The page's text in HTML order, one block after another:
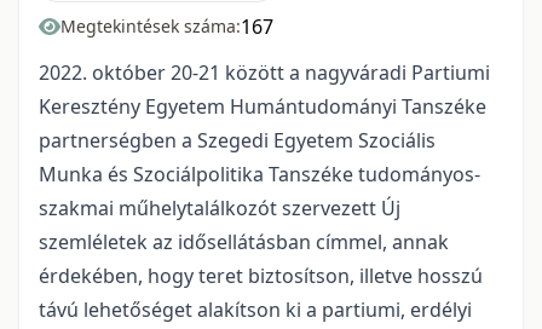
Megtekintések száma:167
2022. október 20-21 között a nagyváradi Partiumi
Keresztény Egyetem Humántudományi Tanszéke
partnerségben a Szegedi Egyetem Szociális
Munka és Szociálpolitika Tanszéke tudományos-
szakmai műhelytalálkozót szervezett Új
szemléletek az idősellátásban címmel, annak
érdekében, hogy teret biztosítson, illetve hosszú
távú lehetőséget alakítson ki a partiumi, erdélyi